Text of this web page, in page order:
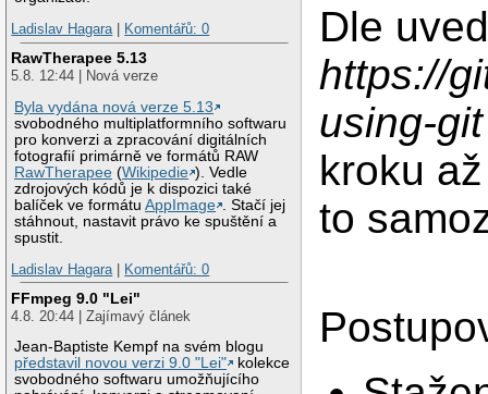
Ladislav Hagara| Komentářů: 0
RawTherapee 5.13
5.8. 12:44 | Nová verze
Byla vydána nová verze 5.13
svobodného multiplatformního softwaru
pro konverzi a zpracování digitálních
fotografií primárně ve formátů RAW
RawTherapee (Wikipedie ). Vedle
zdrojových kódů je k dispozici také
balíček ve formátuAppImage
. Stačí jej
stáhnout, nastavit právo ke spuštění a
spustit.
Ladislav Hagara| Komentářů: 0
FFmpeg 9.0 "Lei"
4.8. 20:44 | Zajímavý článek
Jean-Baptiste Kempf na svém blogu
představil novou verzi 9.0 "Lei"
kolekce
svobodného softwaru umožňujícího
Dle
https://
using-git
kroku
to